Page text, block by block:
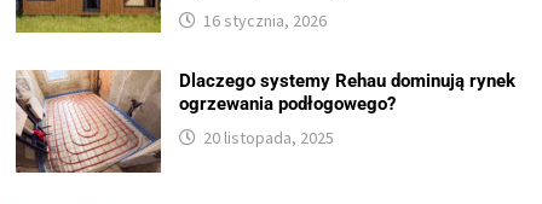
16 stycznia, 2026
Dlaczego systemy Rehau dominują rynek
ogrzewania podłogowego?
20 listopada, 2025